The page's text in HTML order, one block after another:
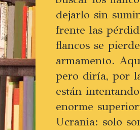
dejarlo sin
frente las
flancos se
armamento.
pero diría, por
están
enorme
Ucrania: solo